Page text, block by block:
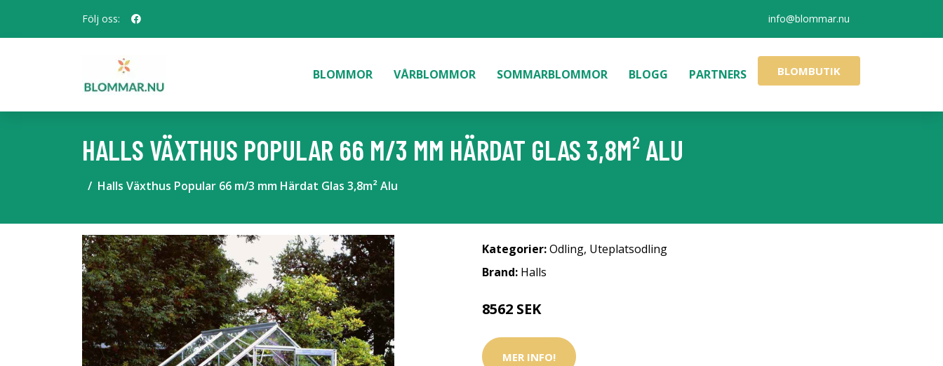
Följ oss: info@blommar.nu
BLOMMOR VÅRBLOMMOR SOMMARBLOMMOR BLOGG PARTNERS BLOMBUTIK
HALLS VÄXTHUS POPULAR 66 M/3 MM HÄRDAT GLAS 3,8M² ALU
Halls Växthus Popular 66 m/3 mm Härdat Glas 3,8m² Alu
Kategorier:Odling, Uteplatsodling
Brand: Halls
8562 SEK
MER INFO!